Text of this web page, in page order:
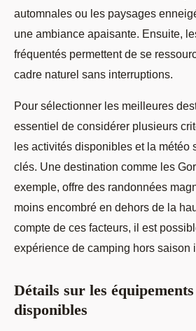
automnales ou les paysages
une ambiance apaisante. Ensuite,
fréquentés permettent de se
cadre naturel sans interruptions.
Pour sélectionner les meilleures
essentiel de considérer plusieurs
les activités disponibles et la météo
clés. Une destination comme les
exemple, offre des randonnées
moins encombré en dehors de la
compte de ces facteurs, il est
expérience de camping hors saison
Détails sur les
disponibles